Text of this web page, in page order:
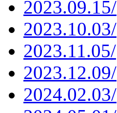
2023.09.15/
2023.10.03/
2023.11.05/
2023.12.09/
2024.02.03/